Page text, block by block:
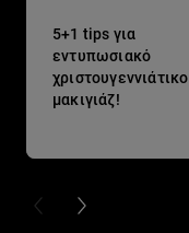
5+1 tips για
εντυπωσιακό
χριστουγεννιάτικο
μακιγιάζ!
PREVIOUS CARD
NEXT CARD